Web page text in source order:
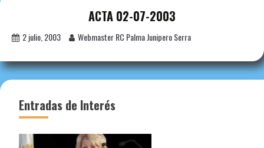
ACTA 02-07-2003
2 julio, 2003 Webmaster RC Palma Junipero Serra
Entradas de Interés